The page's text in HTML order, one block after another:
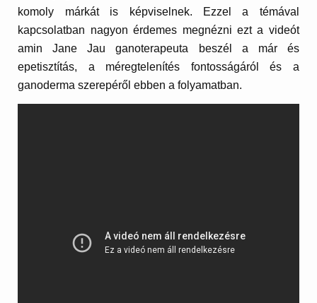
komoly márkát is képviselnek. Ezzel a témával
kapcsolatban nagyon érdemes megnézni ezt a videót
amin Jane Jau ganoterapeuta beszél a már és
epetisztítás, a méregtelenítés fontosságáról és a
ganoderma szerepéről ebben a folyamatban.